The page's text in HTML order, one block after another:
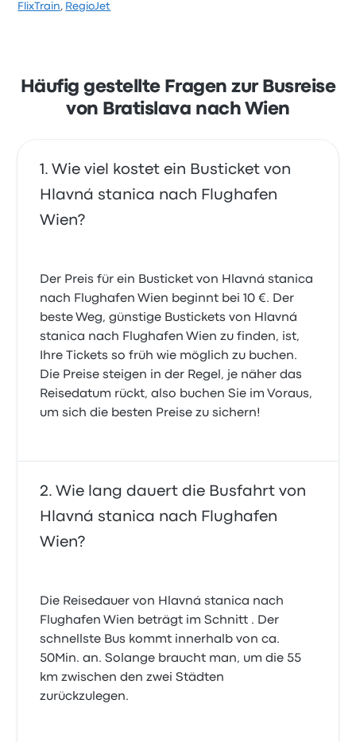
FlixTrain, RegioJet
Häufig gestellte Fragen zur Busreise
von Bratislava nach Wien
Wie viel kostet ein Busticket von
Hlavná stanica nach Flughafen
Wien?
Der Preis für ein Busticket von Hlavná stanica
nach Flughafen Wien beginnt bei 10 €. Der
beste Weg, günstige Bustickets von Hlavná
stanica nach Flughafen Wien zu finden, ist,
Ihre Tickets so früh wie möglich zu buchen.
Die Preise steigen in der Regel, je näher das
Reisedatum rückt, also buchen Sie im Voraus,
um sich die besten Preise zu sichern!
Wie lang dauert die Busfahrt von
Hlavná stanica nach Flughafen
Wien?
Die Reisedauer von Hlavná stanica nach
Flughafen Wien beträgt im Schnitt . Der
schnellste Bus kommt innerhalb von ca.
50Min. an. Solange braucht man, um die 55
km zwischen den zwei Städten
zurückzulegen.